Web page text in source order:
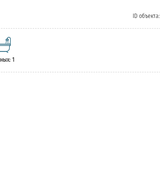
ID объекта:
1